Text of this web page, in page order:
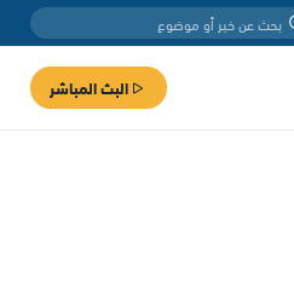
البث المباشر